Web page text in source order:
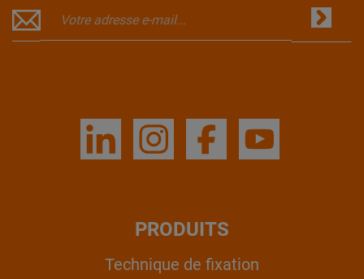
PRODUITS
Technique de fixation